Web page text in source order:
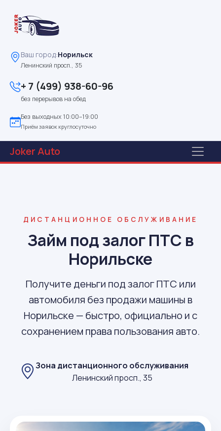
Ваш город:Норильск
Ленинский просп., 35
+ 7 (499) 938-60-96
без перерывов на обед
Без выходных 10:00–19:00
Приём заявок круглосуточно
JokerAuto
ДИСТАНЦИОННОЕ ОБСЛУЖИВАНИЕ
Займ под залог ПТС в
Норильске
Получите деньги под залог ПТС или
автомобиля без продажи машины в
Норильске — быстро, официально и с
сохранением права пользования авто.
Зона дистанционного обслуживания
Ленинский просп., 35